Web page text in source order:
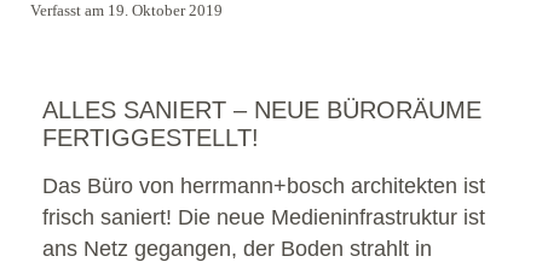
Verfasst am 19. Oktober 2019
ALLES SANIERT – NEUE BÜRORÄUME
FERTIGGESTELLT!
Das Büro von herrmann+bosch architekten ist
frisch saniert! Die neue Medieninfrastruktur ist
ans Netz gegangen, der Boden strahlt in